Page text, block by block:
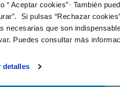
“ Aceptar cookies”· También
Si pulsas “Rechazar
necesarias que son
Puedes consultar más
detalles